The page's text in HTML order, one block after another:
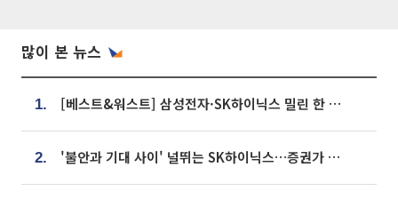
많이 본 뉴스
1. [베스트&워스트] 삼성전자·SK하이닉스 밀린 한 주…상상인증권은 85% 급등
2. '불안과 기대 사이' 널뛰는 SK하이닉스…증권가 "HBM4·LTA 기반 펀터멘털 견고"